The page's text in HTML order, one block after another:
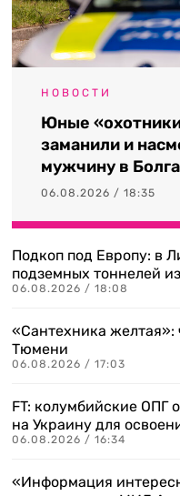
НОВОСТИ
Юные
заманили и
мужчину в
06.08.2026 / 18:35
Подкоп под Европу: в
подземных тоннелей
06.08.2026 / 18:08
«Сантехника желтая»:
Тюмени
06.08.2026 / 17:03
FT: колумбийские ОПГ
на Украину для
06.08.2026 / 16:34
«Информация